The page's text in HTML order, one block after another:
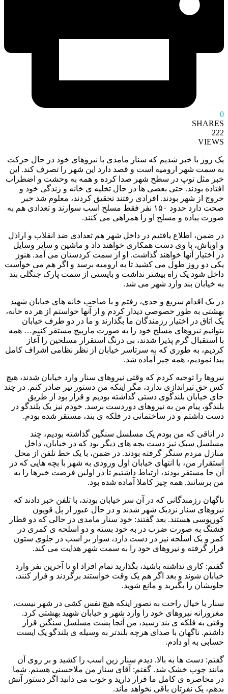
0
SHARES
222
VIEWS
یک روز با خبر شدیم که سنار مامدی با نیروهای خود در حال حرکت
به سمت شهر ارومیه است و قصد دارد این شهر را تصرف کند. این
خبر مثل توپ در سطح شهر صدا کرده و همه به وحشت و اضطراب
افتاده بودند. حتی بعضی ها در حال تخلیه ی خانه و زندگی خود و
خروج از شهر بودند. افرادی رفتند تحقیق کردند، معلوم شد خبر
صحت دارد حدود ۱۵۰ نفر فقط مسلح اسب سوارند و تعدادی هم به
صورت پیاده و مسلح او را همراهی می کنند.
در ضمن، اطلاع یافتیم در داخل شهر هم تعدادی ضد انقلاب و اراذل
و اوباش، با وی دست همکاری خواهند داد و ماشین و سایر وسایل
در اختیار آنها خواهند گذاشت. او از سمت کردستان می آمد. هنوز
یکی دو روز طول می کشید تا به ارومیه برسد و اگر هم می خواست
داخل شود یک راه بیشتر نداشت و بایستی از سمت پارک جنگلی بند
به خیابان بند وارد شهر می شد.
در یک اقدام سریع و جدی، رفتم و با صاحب خانه های خیابان شهید
بهشتی به طور خصوصی دیدار کردم و از آنها خواستم از هر ده خانه،
یک اتاق در اختیار رزمندگان ما بگذارند و ما در دو طرف خیابان
بتوانیم نیروهای مسلح خود را به صورت مارپیچ مستقر کنیم… همه
با استقبال گرم پذیرا شدند، بی درنگ استقرار مسلحین را آغاز
کردیم، به طوری که به سرتاسر خیابان از نظر نظامی اشراف کامل
پیدا نمودیم، همه چیز آماده شد.
نیروها را توجیه کردم که وقتی نیروهای سنار وارد خیابان شدند، هیچ
کس حق تیراندازی ندارد، مگر اینکه من دستور تیر صادر کنم. در چند
جای خیابان بلندگوی دستی گذاشته بودیم و قرار بود از طریق
بلندگو، پیام من به نیروهای دوردست برسد. خودم نیز یک بلندگو در
دست داشتم و در ساختمانی در فلکه ی بند، مستقر شده بودم.
در اتاقی که من بودم یک مسلسل سنگین گذاشته بودیم، چند
مسلسل سبک نیز دست بچه های دیگر بود که در خیابان، داخل
منازل مردم سنگر گرفته بودند. در ضمن، با یک خط تلفن از محل
استقرار من، با انتهای خیابان اول ورودی به شهر با بچه هایی که در
آن جا مستقر بودند، ارتباط داشتیم تا در اولین فرصت خبرها را به
من برسانند. همه چیز کاملا آماده شده بود.
ناگهان رزمندگانی که در آن سر خیابان بودند، با تلفن خبر دادند که
نیروهای سنار نزدیک شهر شدند و در حال عبور از پل قویون
کورپوسی هستند. بعد گفتند: خود سنار مامدی در حالی که دو قطار
فشنگ به صورت ضرب در به خود بسته و دو اسلحه ی کمری در
کمر و یک اسلحه نیز در دست دارد، سوار بر اسب در جلوی ستون
قرار گرفته و نیروهای خود را به سمت شهر هدایت می کند.
گفتم: کاری نداشته باشید، بگذارید تمام افراد او تا آخرین نفر وارد
خیابان شوند و بعد اگر هم یک وقت خواستند برگردند و فرار کنند،
جلویشان را بگیرید و مانع شوید.
سنار با خیال راحت به تصور اینکه هیچ نفس کشی در شهر نیست،
مغرورانه نیروهای خود را وارد شهر و خیابان شهید بهشتی کرد.
وقتی به فلکه ی بند رسید، من آنجا پشت مسلسل سنگین قرار
داشتم. ناگهان با صدای هرچه بلندتر به وسیله ی بلندگو یک ایست
حسابی به او دادم.
گفتم: دست ها به بالا. دیدم سنار زین اسب را کشید و بر روی آن
مانند چوب خشک شد. گفتم: آقای سنار من ملاحسنی هستم. شما
در محاصره ی کامل ما قرار دارید و خوب می دانید اگر دستور آتش
بدهم، یک نفرتان باقی نخواهد ماند.